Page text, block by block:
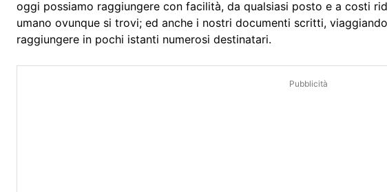
oggi possiamo raggiungere con facilità, da qualsiasi posto e a costi
umano ovunque si trovi; ed anche i nostri documenti scritti,
raggiungere in pochi istanti numerosi destinatari.
Pubblicità